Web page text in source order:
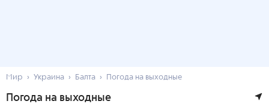
Мир Украина Балта Погода на выходные
Погода на выходные